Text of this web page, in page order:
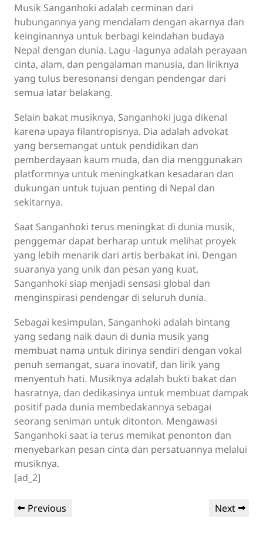
Musik Sanganhoki adalah cerminan dari
hubungannya yang mendalam dengan akarnya dan
keinginannya untuk berbagi keindahan budaya
Nepal dengan dunia. Lagu -lagunya adalah perayaan
cinta, alam, dan pengalaman manusia, dan liriknya
yang tulus beresonansi dengan pendengar dari
semua latar belakang.
Selain bakat musiknya, Sanganhoki juga dikenal
karena upaya filantropisnya. Dia adalah advokat
yang bersemangat untuk pendidikan dan
pemberdayaan kaum muda, dan dia menggunakan
platformnya untuk meningkatkan kesadaran dan
dukungan untuk tujuan penting di Nepal dan
sekitarnya.
Saat Sanganhoki terus meningkat di dunia musik,
penggemar dapat berharap untuk melihat proyek
yang lebih menarik dari artis berbakat ini. Dengan
suaranya yang unik dan pesan yang kuat,
Sanganhoki siap menjadi sensasi global dan
menginspirasi pendengar di seluruh dunia.
Sebagai kesimpulan, Sanganhoki adalah bintang
yang sedang naik daun di dunia musik yang
membuat nama untuk dirinya sendiri dengan vokal
penuh semangat, suara inovatif, dan lirik yang
menyentuh hati. Musiknya adalah bukti bakat dan
hasratnya, dan dedikasinya untuk membuat dampak
positif pada dunia membedakannya sebagai
seorang seniman untuk ditonton. Mengawasi
Sanganhoki saat ia terus memikat penonton dan
menyebarkan pesan cinta dan persatuannya melalui
musiknya.
[ad_2]
Post
Previous
Previous
Next
Next